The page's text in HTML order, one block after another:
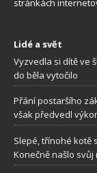
stránkách
Lidé a svět
Vyzvedla si dítě ve
do běla vytočilo
Přání postaršího
však předvedl
Slepé, třínohé kotě
Konečně našlo